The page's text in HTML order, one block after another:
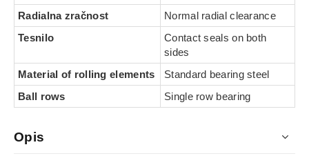
Radialna zračnost
Normal radial clearance
Tesnilo
Contact seals on both
sides
Material of rolling elements
Standard bearing steel
Ball rows
Single row bearing
Opis